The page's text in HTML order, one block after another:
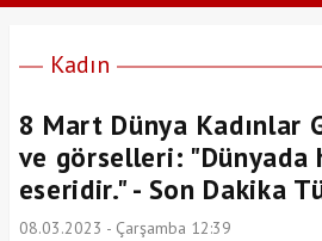
Kadın
8 Mart Dünya Kadınlar
ve görselleri: "Dünyada
eseridir." - Son Dakika
08.03.2023 - Çarşamba 12:39